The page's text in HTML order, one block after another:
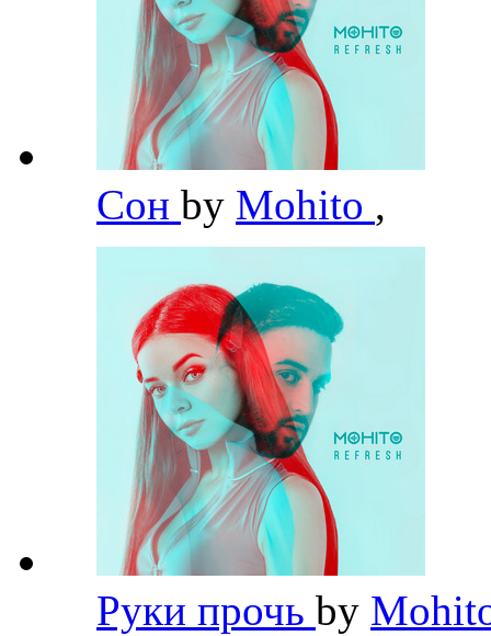
Сон by Mohito ,
Руки прочь by